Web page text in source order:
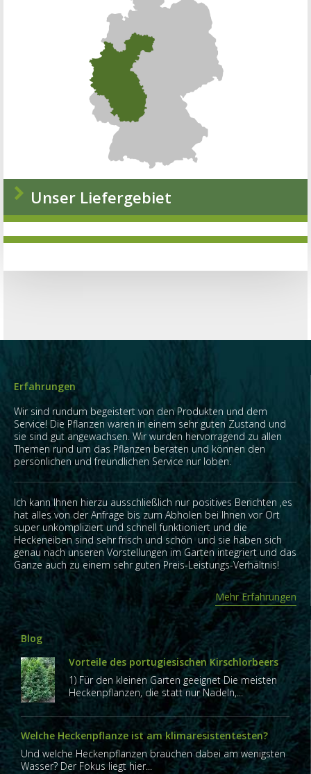
Unser Liefergebiet
Erfahrungen
Wir sind rundum begeistert von den Produkten und dem
Service! Die Pflanzen waren in einem sehr guten Zustand und
sie sind gut angewachsen. Wir wurden hervorragend zu allen
Themen rund um das Pflanzen beraten und können den
persönlichen und freundlichen Service nur loben.
Ich kann Ihnen hierzu ausschließlich nur positives Berichten ,es
hat alles von der Anfrage bis zum Abholen bei Ihnen vor Ort
super unkompliziert und schnell funktioniert und die
Heckeneiben sind sehr frisch und schön und sie haben sich
genau nach unseren Vorstellungen im Garten integriert und das
Ganze auch zu einem sehr guten Preis-Leistungs-Verhältnis!
Mehr Erfahrungen
Blog
Vorteile des portugiesischen Kirschlorbeers
1) Für den kleinen Garten geeignet Die meisten
Heckenpflanzen, die statt nur Nadeln,...
Welche Heckenpflanze ist am klimaresistentesten?
Und welche Heckenpflanzen brauchen dabei am wenigsten
Wasser? Der Fokus liegt hier...